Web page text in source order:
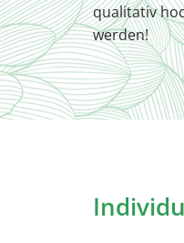
qualitativ
werden!